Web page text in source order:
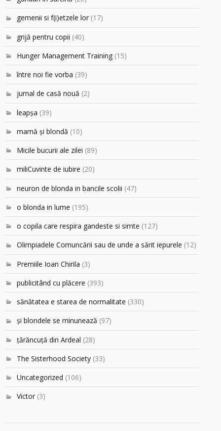
gemenii si f(i)etzele lor (17)
grijă pentru copii (40)
Hunger Management Training (15)
între noi fie vorba (39)
jurnal de casă nouă (2)
leapşa (39)
mamă şi blondă (10)
Micile bucurii ale zilei (89)
miliCuvinte de iubire (20)
neuron de blonda in bancile scolii (47)
o blonda in lume (195)
o copila care respira gandeste si simte (127)
Olimpiadele Comuncării sau de unde a sărit iepurele (12)
Premiile Ioan Chirila (3)
publicitând cu plăcere (393)
sănătatea e starea de normalitate (330)
şi blondele se minunează (97)
ţărăncuţă din Ardeal (28)
The Sisterhood Society (33)
Uncategorized (106)
Victor (3)